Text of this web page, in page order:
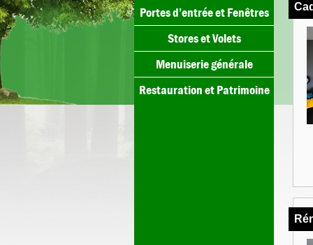
Portes d’entrée et Fenêtres
Stores et Volets
Menuiserie générale
Restauration et Patrimoine